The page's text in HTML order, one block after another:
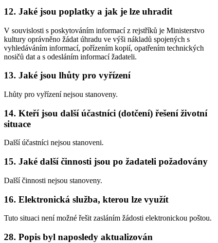
12. Jaké jsou poplatky a jak je lze uhradit
V souvislosti s poskytováním informací z rejstříků je Ministerstvo
kultury oprávněno žádat úhradu ve výši nákladů spojených s
vyhledáváním informací, pořízením kopií, opatřením technických
nosičů dat a s odesláním informací žadateli.
13. Jaké jsou lhůty pro vyřízení
Lhůty pro vyřízení nejsou stanoveny.
14. Kteří jsou další účastníci (dotčení) řešení životní
situace
Další účastníci nejsou stanoveni.
15. Jaké další činnosti jsou po žadateli požadovány
Další činnosti nejsou stanoveny.
16. Elektronická služba, kterou lze využít
Tuto situaci není možné řešit zasláním žádosti elektronickou poštou.
28. Popis byl naposledy aktualizován